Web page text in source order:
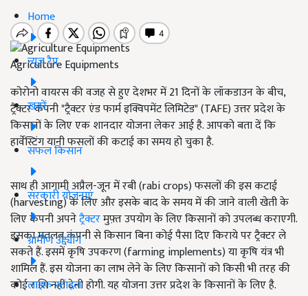
Home
न्यूज़ रैप
खबरें
सफल किसान
सरकारी योजनाएं
ग्रामीण उद्द्योग
लाइफ स्टाइल
Agriculture Equipments
कोरोनो वायरस की वजह से हुए देशभर में 21 दिनों के लॉकडाउन के बीच,
ट्रैक्टर कंपनी "ट्रैक्टर एंड फार्म इक्विपमेंट लिमिटेड" (TAFE) उत्तर प्रदेश के
किसानों के लिए एक शानदार योजना लेकर आई है. आपको बता दें कि
हार्वेस्टिंग यानी फसलों की कटाई का समय हो चुका है.
साथ ही आगामी अप्रैल-जून में रबी (rabi crops) फसलों की इस कटाई
(harvesting) के लिए और इसके बाद के समय में की जाने वाली खेती के
लिए कंपनी अपनेट्रैक्टरमुफ़्त उपयोग के लिए किसानों को उपलब्ध कराएगी.
इसका मतलब कंपनी से किसान बिना कोई पैसा दिए किराये पर ट्रैक्टर ले
सकते हैं. इसमें कृषि उपकरण (farming implements) या कृषि यंत्र भी
शामिल हैं. इस योजना का लाभ लेने के लिए किसानों को किसी भी तरह की
कोई राशि नहीं देनी होगी. यह योजना उत्तर प्रदेश के किसानों के लिए है.